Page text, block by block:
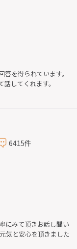
を得られています。
してくれます。
6415件
にみて頂きお話し聞い
気と安心を頂きました